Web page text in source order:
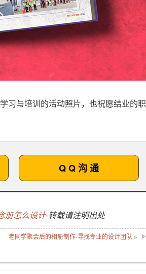
习与培训的活动照片，也祝愿结业的职
Q Q 沟 通
册怎么设计-转载请注明出处
老同学聚会后的相册制作-寻找专业的设计团队 »